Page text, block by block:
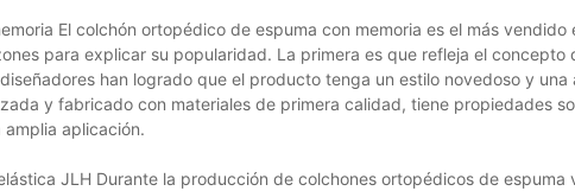
El colchón ortopédico de espuma con memoria es el más vendido
para explicar su popularidad. La primera es que refleja el
han logrado que el producto tenga un estilo novedoso y una
y fabricado con materiales de primera calidad, tiene propiedades
aplicación.
JLH Durante la producción de colchones ortopédicos de espuma